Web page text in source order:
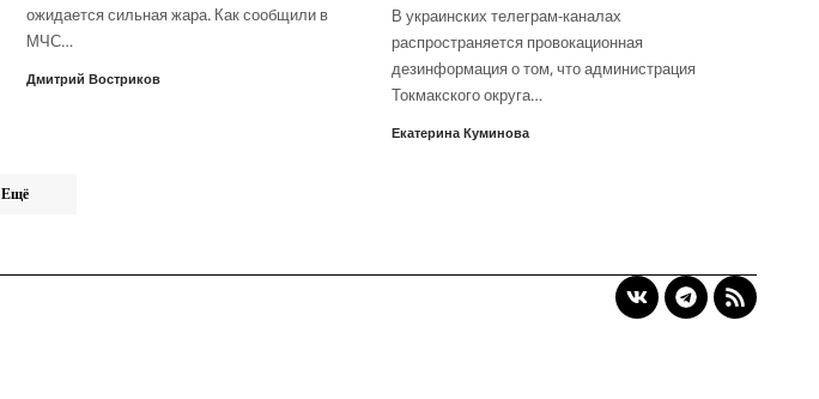
ожидается сильная жара. Как сообщили в
МЧС…
Дмитрий Востриков
В украинских телеграм-каналах
распространяется провокационная
дезинформация о том, что администрация
Токмакского округа…
Екатерина Куминова
Ещё